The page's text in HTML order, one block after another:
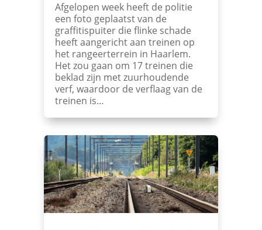
Afgelopen week heeft de politie
een foto geplaatst van de
graffitispuiter die flinke schade
heeft aangericht aan treinen op
het rangeerterrein in Haarlem.
Het zou gaan om 17 treinen die
beklad zijn met zuurhoudende
verf, waardoor de verflaag van de
treinen is…